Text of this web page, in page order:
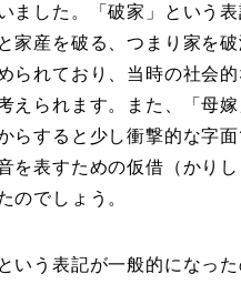
ました。「破家」という
家産を破る、つまり家を破
られており、当時の社会
えられます。また、「母
らすると少し衝撃的な字面
を表すための仮借（かりし
のでしょう。
いう表記が一般的になっ